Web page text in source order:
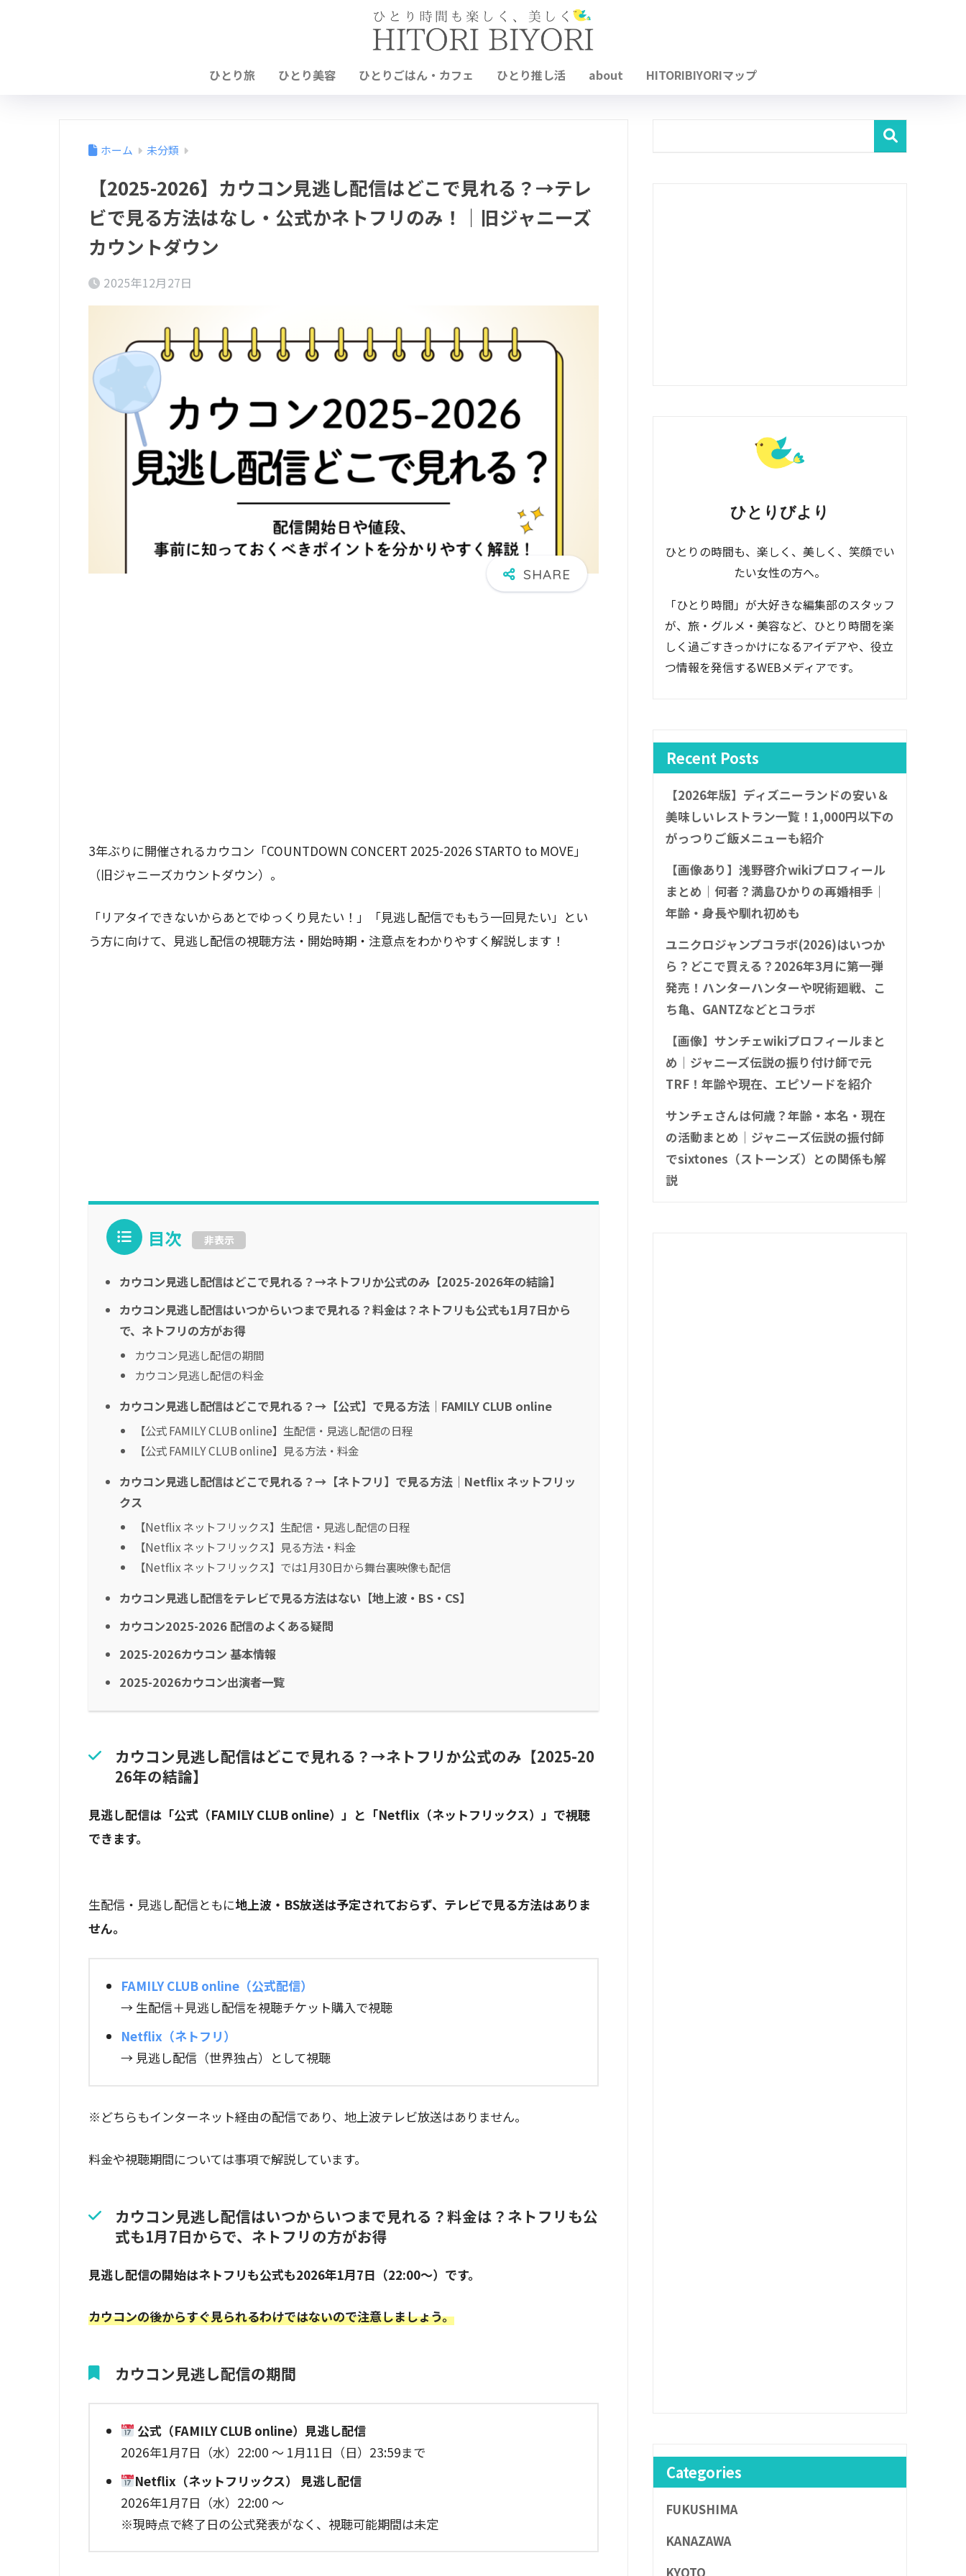
ひとり旅 ひとり美容 ひとりごはん・カフェ ひとり推し活 about HITORIBIYORIマップ
ホーム 未分類
【2025-2026】カウコン見逃し配信はどこで見れる？→テレ
ビで見る方法はなし・公式かネトフリのみ！｜旧ジャニーズ
カウントダウン
2025年12月27日
3年ぶりに開催されるカウコン「COUNTDOWN CONCERT 2025-2026 STARTO to MOVE」
（旧ジャニーズカウントダウン）。
「リアタイできないからあとでゆっくり見たい！」「見逃し配信でももう一回見たい」とい
う方に向けて、見逃し配信の視聴方法・開始時期・注意点をわかりやすく解説します！
目次 非表示
カウコン見逃し配信はどこで見れる？→ネトフリか公式のみ【2025-2026年の結論】
カウコン見逃し配信はいつからいつまで見れる？料金は？ネトフリも公式も1月7日から
で、ネトフリの方がお得
カウコン見逃し配信の期間
カウコン見逃し配信の料金
カウコン見逃し配信はどこで見れる？→【公式】で見る方法｜FAMILY CLUB online
【公式 FAMILY CLUB online】生配信・見逃し配信の日程
【公式 FAMILY CLUB online】見る方法・料金
カウコン見逃し配信はどこで見れる？→【ネトフリ】で見る方法｜Netflix ネットフリッ
クス
【Netflix ネットフリックス】生配信・見逃し配信の日程
【Netflix ネットフリックス】見る方法・料金
【Netflix ネットフリックス】では1月30日から舞台裏映像も配信
カウコン見逃し配信をテレビで見る方法はない【地上波・BS・CS】
カウコン2025-2026 配信のよくある疑問
2025-2026カウコン 基本情報
2025-2026カウコン出演者一覧
カウコン見逃し配信はどこで見れる？→ネトフリか公式のみ【2025-20
26年の結論】
見逃し配信は「公式（FAMILY CLUB online）」と「Netflix（ネットフリックス）」で視聴
できます。
生配信・見逃し配信ともに地上波・BS放送は予定されておらず、テレビで見る方法はありま
せん。
FAMILY CLUB online（公式配信）
→ 生配信＋見逃し配信を視聴チケット購入で視聴
Netflix（ネトフリ）
→ 見逃し配信（世界独占）として視聴
※どちらもインターネット経由の配信であり、地上波テレビ放送はありません。
料金や視聴期間については事項で解説しています。
カウコン見逃し配信はいつからいつまで見れる？料金は？ネトフリも公
式も1月7日からで、ネトフリの方がお得
見逃し配信の開始はネトフリも公式も2026年1月7日（22:00〜）です。
カウコンの後からすぐ見られるわけではないので注意しましょう。
カウコン見逃し配信の期間
公式（FAMILY CLUB online）見逃し配信
2026年1月7日（水）22:00 〜 1月11日（日）23:59まで
Netflix（ネットフリックス） 見逃し配信
2026年1月7日（水）22:00 〜
※現時点で終了日の公式発表がなく、視聴可能期間は未定
ひとりびより
ひとりの時間も、楽しく、美しく、笑顔でい
たい女性の方へ。
「ひとり時間」が大好きな編集部のスタッフ
が、旅・グルメ・美容など、ひとり時間を楽
しく過ごすきっかけになるアイデアや、役立
つ情報を発信するWEBメディアです。
Recent Posts
【2026年版】ディズニーランドの安い＆
美味しいレストラン一覧！1,000円以下の
がっつりご飯メニューも紹介
【画像あり】浅野啓介wikiプロフィール
まとめ｜何者？満島ひかりの再婚相手｜
年齢・身長や馴れ初めも
ユニクロジャンプコラボ(2026)はいつか
ら？どこで買える？2026年3月に第一弾
発売！ハンターハンターや呪術廻戦、こ
ち亀、GANTZなどとコラボ
【画像】サンチェwikiプロフィールまと
め｜ジャニーズ伝説の振り付け師で元
TRF！年齢や現在、エピソードを紹介
サンチェさんは何歳？年齢・本名・現在
の活動まとめ｜ジャニーズ伝説の振付師
でsixtones（ストーンズ）との関係も解
説
Categories
FUKUSHIMA
KANAZAWA
KYOTO